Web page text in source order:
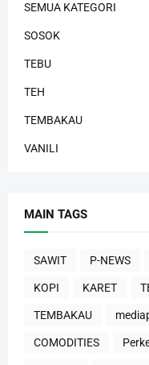
SEMUA KATEGORI
SOSOK
TEBU
TEH
TEMBAKAU
VANILI
MAIN TAGS
SAWIT P-NEWS
KOPI KARET
TEMBAKAU
COMODITIES